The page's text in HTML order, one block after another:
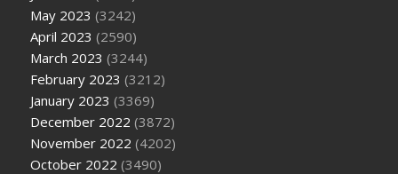
May 2023 (3242)
April 2023 (2590)
March 2023 (3244)
February 2023 (3212)
January 2023 (3369)
December 2022 (3872)
November 2022 (4202)
October 2022 (3490)